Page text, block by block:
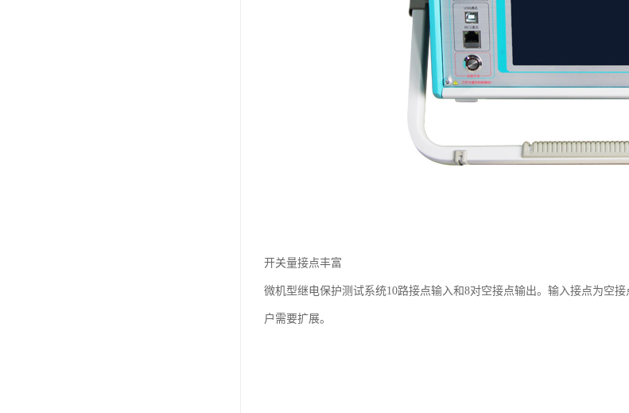
开关量接点丰富
微机型继电保护测试系统10路接点输入和8对空接点输出。输入接点为空
户需要扩展。